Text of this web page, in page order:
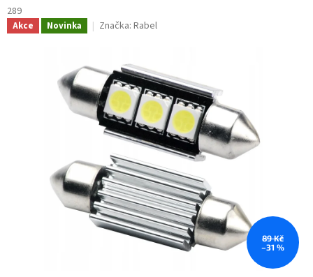
289
Akce Novinka Značka: Rabel
89 Kč
–31 %